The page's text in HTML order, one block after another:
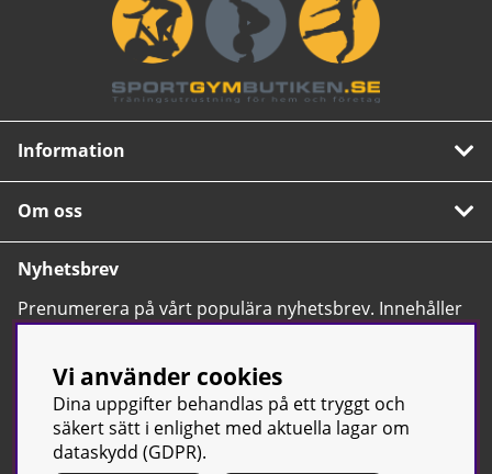
Information
Om oss
Nyhetsbrev
Prenumerera på vårt populära nyhetsbrev. Innehåller
tips, nyheter och våra allra bästa erbjudanden.
Vi använder cookies
Dina uppgifter behandlas på ett tryggt och
säkert sätt i enlighet med aktuella lagar om
dataskydd (GDPR).